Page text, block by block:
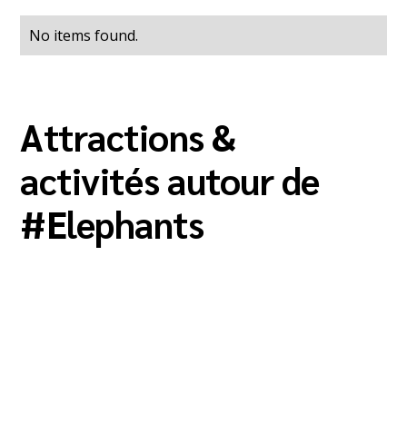
No items found.
Attractions &
activités autour de
#Elephants